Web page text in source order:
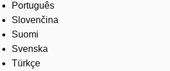
Português
Slovenčina
Suomi
Svenska
Türkçe